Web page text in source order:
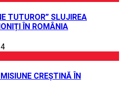
TUTUROR” SLUJIREA
ÎN ROMÂNIA
CREȘTINĂ ÎN